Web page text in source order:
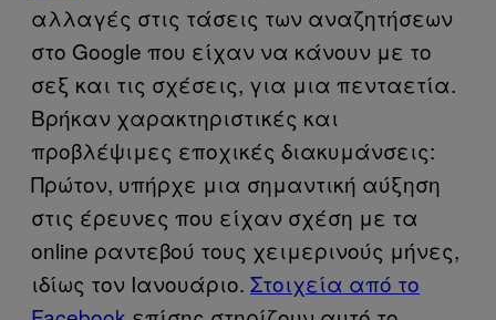
αλλαγές στις τάσεις των αναζητήσεων
στο Google που είχαν να κάνουν με το
σεξ και τις σχέσεις, για μια πενταετία.
Βρήκαν χαρακτηριστικές και
προβλέψιμες εποχικές διακυμάνσεις:
Πρώτον, υπήρχε μια σημαντική αύξηση
στις έρευνες που είχαν σχέση με τα
online ραντεβού τους χειμερινούς μήνες,
ιδίως τον Ιανουάριο. Στοιχεία από το